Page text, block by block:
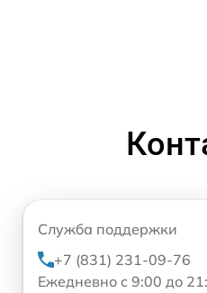
Служба поддержки
+7 (831) 231-09-76
Ежедневно с 9:00 до